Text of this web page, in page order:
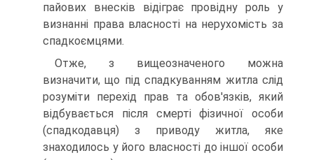
пайових внесків відіграє провідну роль у
визнанні права власності на нерухомість за
спадкоємцями.
Отже, з вищеозначеного можна
визначити, що під спадкуванням житла слід
розуміти перехід прав та обов'язків, який
відбувається після смерті фізичної особи
(спадкодавця) з приводу житла, яке
знаходилось у його власності до іншої особи